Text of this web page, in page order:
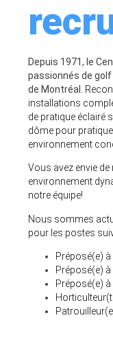
Depuis 1971, le
passionnés de
de Montréal.
installations
de pratique éclairé
dôme pour
environnement
Vous avez envie
environnement
notre équipe!
Nous sommes
pour les postes
Préposé(e)
Préposé(e)
Préposé(e) à